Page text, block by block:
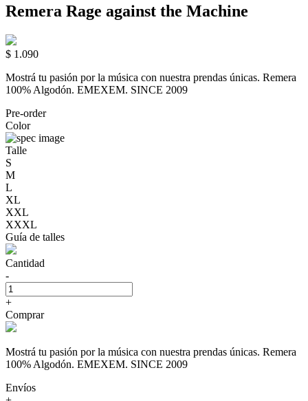
Remera Rage against the Machine
$ 1.090
Mostrá tu pasión por la música con nuestra prendas únicas. Remera
100% Algodón. EMEXEM. SINCE 2009
Pre-order
Color
Talle
S
M
L
XL
XXL
XXXL
Guía de talles
Cantidad
-
+
Comprar
Mostrá tu pasión por la música con nuestra prendas únicas. Remera
100% Algodón. EMEXEM. SINCE 2009
Envíos